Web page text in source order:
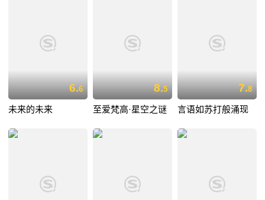
6.6
未来的未来
8.5
至爱梵高·星空之谜
7.8
言语如苏打般涌现